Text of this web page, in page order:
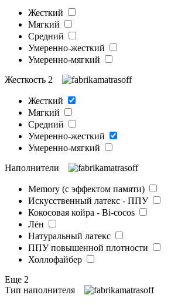
Жесткий
Мягкий
Средний
Умеренно-жесткий
Умеренно-мягкий
Жесткость 2
Жесткий
Мягкий
Средний
Умеренно-жесткий
Умеренно-мягкий
Наполнители
Memory (с эффектом памяти)
Искусственный латекс - ППУ
Кокосовая койра - Bi-cocos
Лён
Натуральный латекс
ППУ повышенной плотности
Холлофайбер
Еще 2
Тип наполнителя